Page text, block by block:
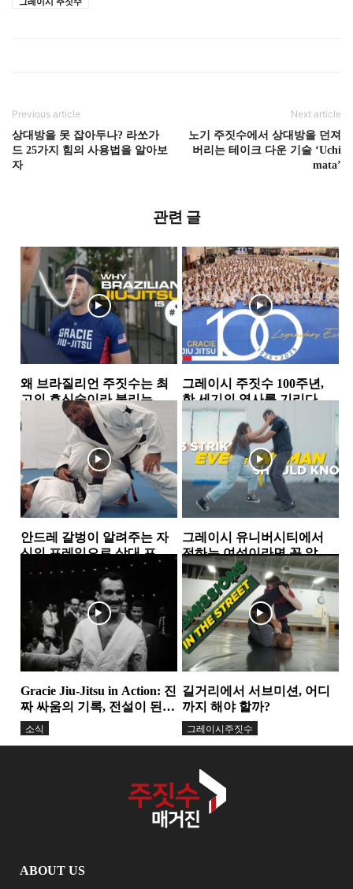
Previous article
상대방을 못 잡아두나? 라쏘가
드 25가지 힘의 사용법을 알아보
자
Next article
노기 주짓수에서 상대방을 던져
버리는 테이크 다운 기술 ‘Uchi
mata’
관련 글
왜 브라질리언 주짓수는 최
고의 호신술이라 불리는
가… 그레이시 형제가 말하
는 ‘거리의 과학’
그레이시주짓수
그레이시 주짓수 100주년,
한 세기의 역사를 기리다
뉴스
안드레 갈벙이 알려주는 자
신의 프레임으로 상대 프레
임 부수기
가드패스
그레이시 유니버시티에서
전하는 여성이라면 꼭 알아
야 할 3가지 타격 기술
그레이시주짓수
Gracie Jiu-Jitsu in Action: 진
짜 싸움의 기록, 전설이 된
다큐멘터리
소식
길거리에서 서브미션, 어디
까지 해야 할까?
그레이시주짓수
ABOUT US